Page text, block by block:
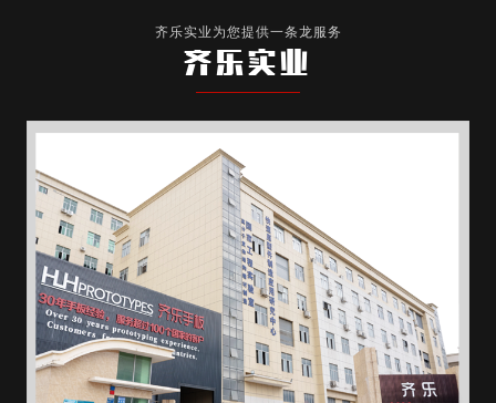
齐乐实业为您提供一条龙服务
齐乐实业